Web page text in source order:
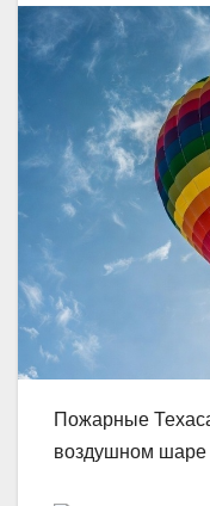
Пожарные
воздушном шаре